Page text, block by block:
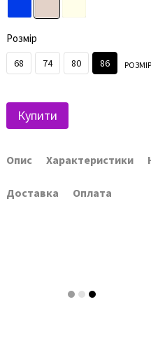
Розмір
68 74 80 86
Купити
Опис Характеристики
Доставка Оплата